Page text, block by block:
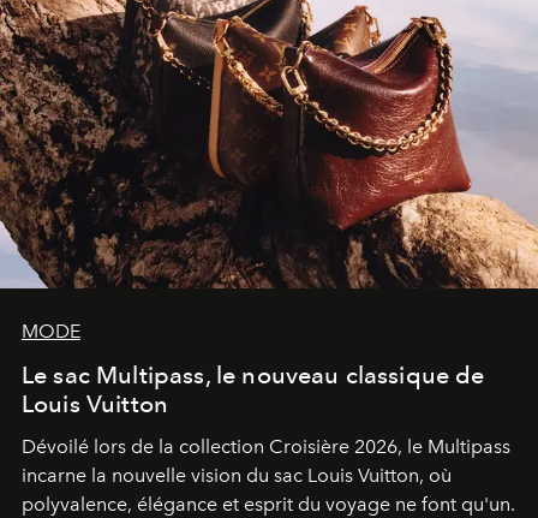
MODE
Le sac Multipass, le nouveau classique de
Louis Vuitton
Dévoilé lors de la collection Croisière 2026, le Multipass
incarne la nouvelle vision du sac Louis Vuitton, où
polyvalence, élégance et esprit du voyage ne font qu'un.